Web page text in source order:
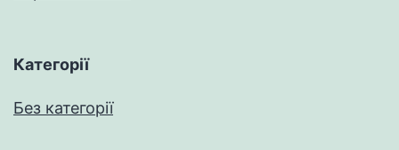
Категорії
Без категорії